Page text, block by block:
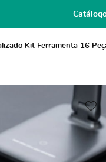
Kit Ferramenta 16